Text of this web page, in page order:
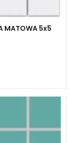
MATOWA 5x5